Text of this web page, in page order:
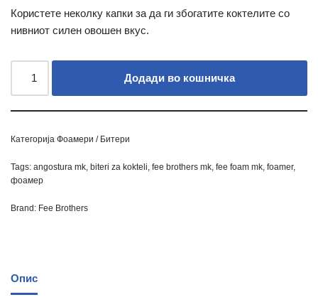
Користете неколку капки за да ги збогатите коктелите со
нивниот силен овошен вкус.
Додади во кошничка
Категорија Фоамери / Битери
Tags: angostura mk, biteri za kokteli, fee brothers mk, fee foam mk, foamer,
фоамер
Brand: Fee Brothers
Опис